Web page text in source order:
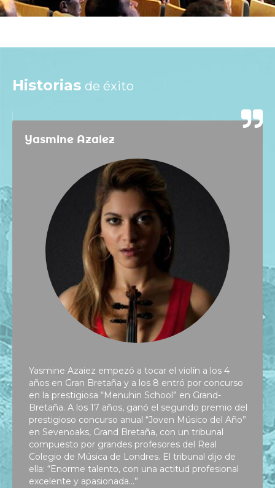
Historias de éxito
Yasmine Azaiez
Yasmine Azaiez empezó a tocar el violín a los 4
años en Gran Bretaña y a los 8 entró por concurso
en la prestigiosa “Menuhin School” en Grand-
Bretaña. A los 17 años, ganó el segundo premio del
prestigioso concurso anual “Joven Músico del Año”
en Sevenoaks, Grand Bretaña, con un tribunal
compuesto por grandes profesores del Real
Colegio de Música de Londres. El tribunal dijo de
ella: “Enorme talento, con una actitud profesional
excelente y apasionada...”